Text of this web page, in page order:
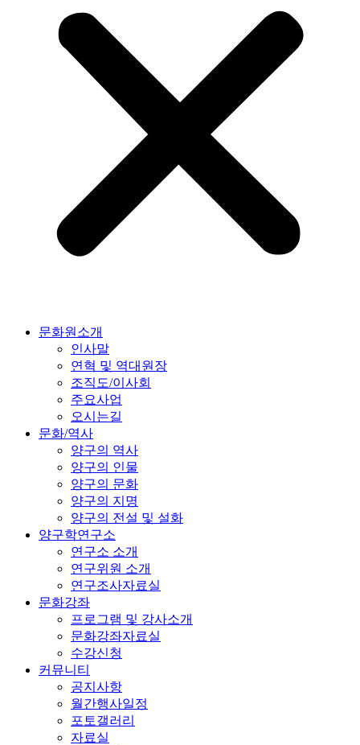
문화원소개
인사말
연혁 및 역대원장
조직도/이사회
주요사업
오시는길
문화/역사
양구의 역사
양구의 인물
양구의 문화
양구의 지명
양구의 전설 및 설화
양구학연구소
연구소 소개
연구위원 소개
연구조사자료실
문화강좌
프로그램 및 강사소개
문화강좌자료실
수강신청
커뮤니티
공지사항
월간행사일정
포토갤러리
자료실